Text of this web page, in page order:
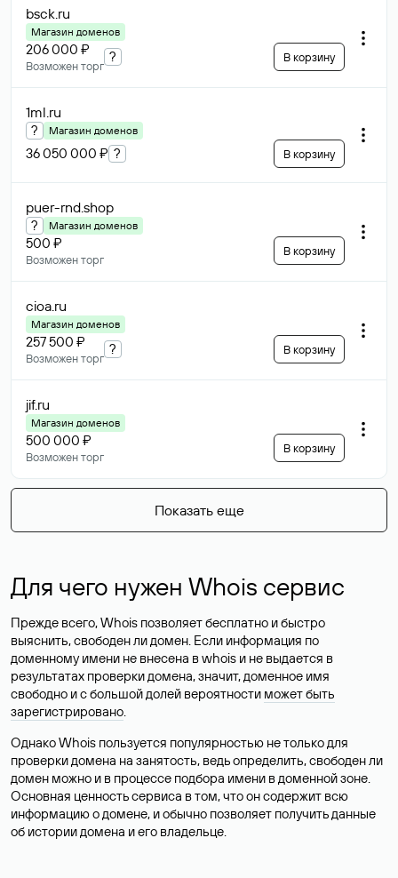
bsck.ru
Магазин доменов
206 000 ₽
Возможен торг
? В корзину
1ml.ru
? Магазин доменов
36 050 000 ₽ ? В корзину
puer-rnd.shop
? Магазин доменов
500 ₽
Возможен торг
В корзину
cioa.ru
Магазин доменов
257 500 ₽
Возможен торг
? В корзину
jif.ru
Магазин доменов
500 000 ₽
Возможен торг
В корзину
Показать еще
Для чего нужен Whois сервис
Прежде всего, Whois позволяет бесплатно и быстро
выяснить, свободен ли домен. Если информация по
доменному имени не внесена в whois и не выдается в
результатах проверки домена, значит, доменное имя
свободно и с большой долей вероятности может быть
зарегистрировано.
Однако Whois пользуется популярностью не только для
проверки домена на занятость, ведь определить, свободен ли
домен можно и в процессе подбора имени в доменной зоне.
Основная ценность сервиса в том, что он содержит всю
информацию о домене, и обычно позволяет получить данные
об истории домена и его владельце.